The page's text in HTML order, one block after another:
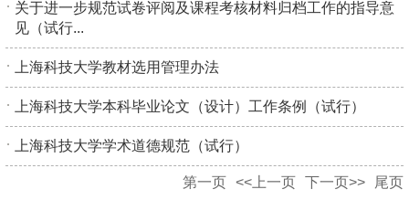
关于进一步规范试卷评阅及课程考核材料归档工作的指导意
见（试行...
上海科技大学教材选用管理办法
上海科技大学本科毕业论文（设计）工作条例（试行）
上海科技大学学术道德规范（试行）
第一页 <<上一页 下一页>> 尾页